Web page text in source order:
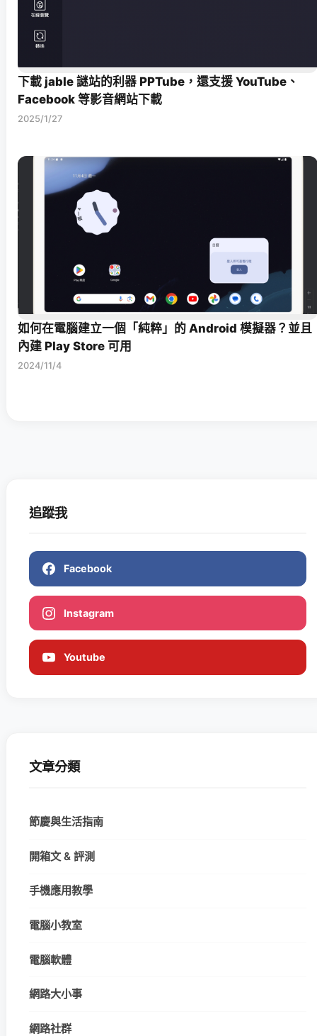
下載 jable 謎站的利器 PPTube，還支援 YouTube、
Facebook 等影音網站下載
2025/1/27
如何在電腦建立一個「純粹」的 Android 模擬器？並且
內建 Play Store 可用
2024/11/4
追蹤我
Facebook
Instagram
Youtube
文章分類
節慶與生活指南
開箱文 & 評測
手機應用教學
電腦小教室
電腦軟體
網路大小事
網路社群